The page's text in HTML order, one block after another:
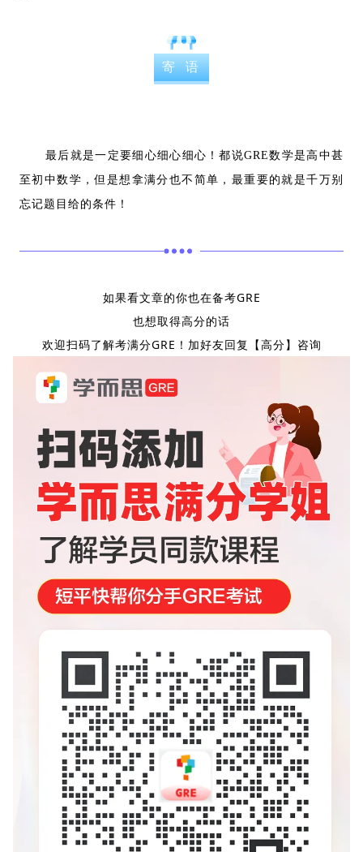
寄 语
最后就是一定要细心细心细心！都说GRE数学是高中甚
至初中数学，但是想拿满分也不简单，最重要的就是千万别
忘记题目给的条件！
如果看文章的你也在备考GRE
也想取得高分的话
欢迎扫码了解考满分GRE！加好友回复【高分】咨询